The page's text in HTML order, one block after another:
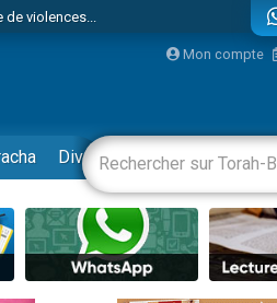
de violences...
insalubre
Mon compte
Divertissements Livres